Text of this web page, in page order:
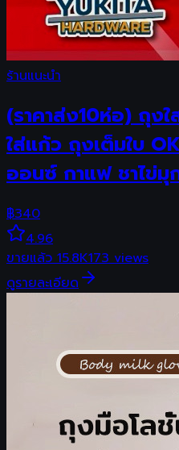
ร้านแนะนำ
(ราคาส่ง10ห่อ) ถุง
ใส่แก้ว ถุงเต็มใบ
ออนซ์ กาแฟ ชาไข่มุ
฿340
4.96
ขายแล้ว15.8K173views
ดูรายละเอียด